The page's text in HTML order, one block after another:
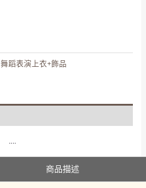
舞蹈表演上衣+飾品
….
商品描述